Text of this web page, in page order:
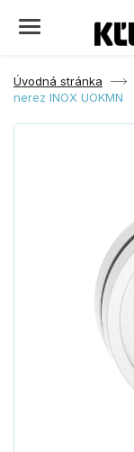
Úvodná stránka
nerez INOX UOKMN